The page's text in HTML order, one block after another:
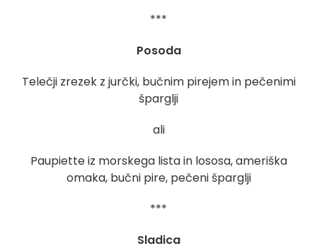
***
Posoda
Telečji zrezek z jurčki, bučnim pirejem in pečenimi
šparglji
ali
Paupiette iz morskega lista in lososa, ameriška
omaka, bučni pire, pečeni šparglji
***
Sladica